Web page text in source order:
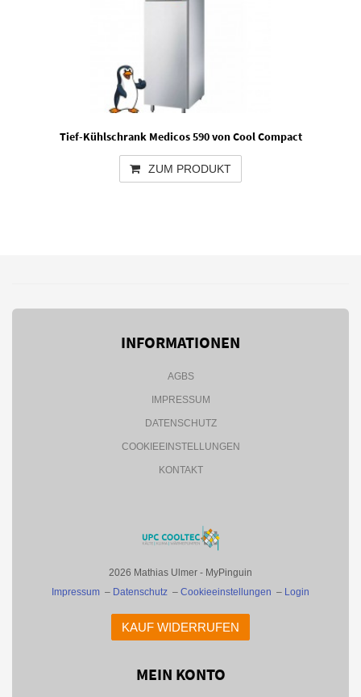
Tief-Kühlschrank Medicos 590 von Cool Compact
ZUM PRODUKT
INFORMATIONEN
AGBS
IMPRESSUM
DATENSCHUTZ
COOKIEEINSTELLUNGEN
KONTAKT
2026 Mathias Ulmer - MyPinguin
Impressum – Datenschutz – Cookieeinstellungen – Login
KAUF WIDERRUFEN
MEIN KONTO